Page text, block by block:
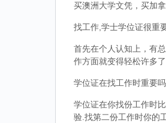
买澳洲大学文凭，买加
找工作,学士学位证很重
首先在个人认知上，有
作方面就变得轻松许多了
学位证在找工作时重要
学位证在你找份工作时
验.找第二份工作时你的